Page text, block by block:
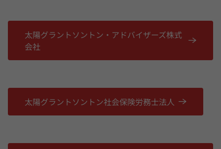
太陽グラントソントン・アドバイザーズ株式
会社
太陽グラントソントン社会保険労務士法人